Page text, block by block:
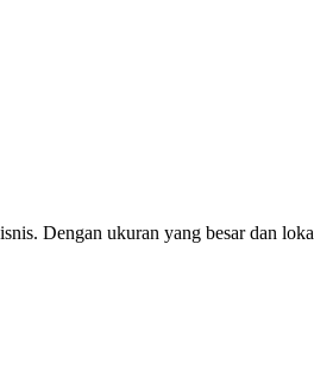
Dengan ukuran yang besar dan